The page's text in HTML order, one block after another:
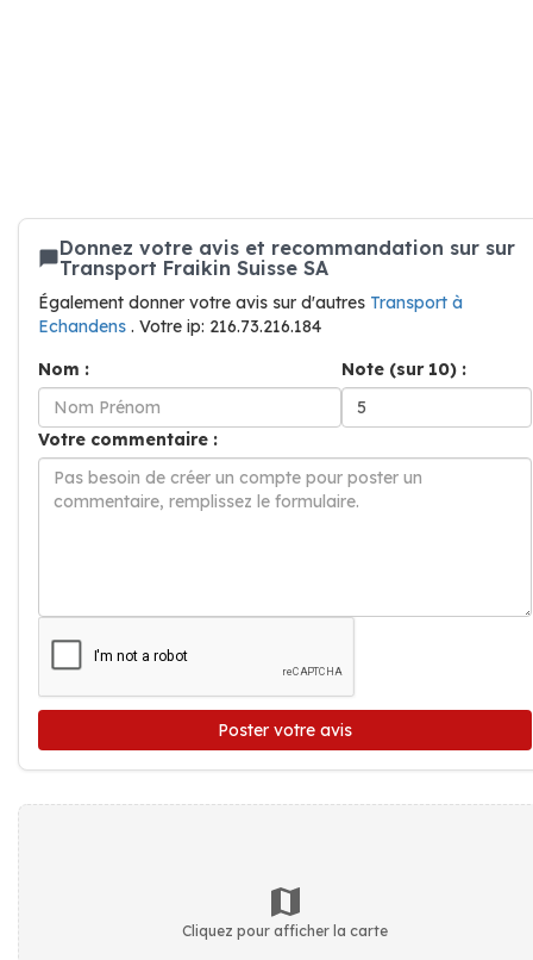
Donnez votre avis et recommandation sur sur
Transport Fraikin Suisse SA
Également donner votre avis sur d'autres Transport à
Echandens . Votre ip: 216.73.216.184
Nom :
Note (sur 10) :
Votre commentaire :
Poster votre avis
Cliquez pour afficher la carte